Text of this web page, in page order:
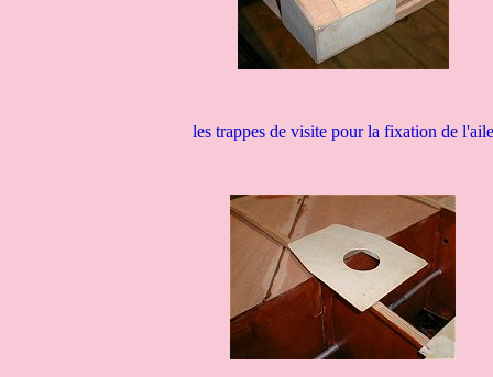
les trappes de visite pour la fixation de l'aile